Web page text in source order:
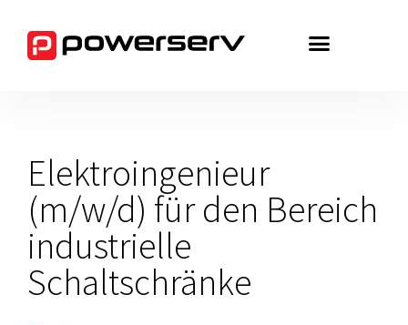
Inhalt
springen
Elektroingenieur
(m/w/d) für den Bereich
industrielle
Schaltschränke